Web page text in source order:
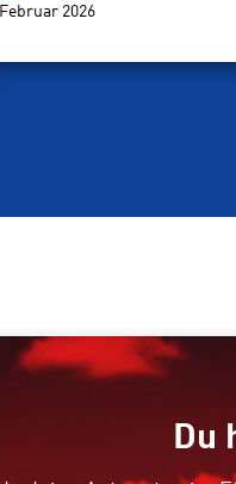
Februar 2026
Du